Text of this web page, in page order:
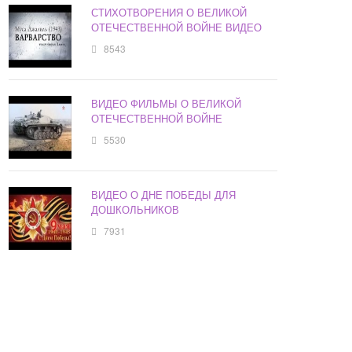
СТИХОТВОРЕНИЯ О ВЕЛИКОЙ
ОТЕЧЕСТВЕННОЙ ВОЙНЕ ВИДЕО
8543
ВИДЕО ФИЛЬМЫ О ВЕЛИКОЙ
ОТЕЧЕСТВЕННОЙ ВОЙНЕ
5530
ВИДЕО О ДНЕ ПОБЕДЫ ДЛЯ
ДОШКОЛЬНИКОВ
7931